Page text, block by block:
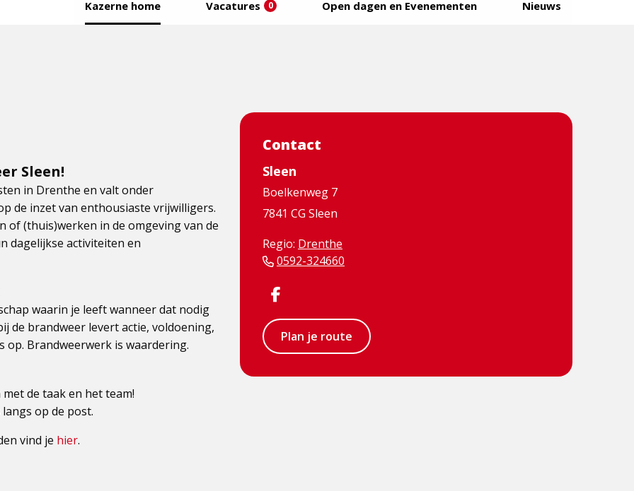
Kazerne home Vacatures 0 Open dagen en Evenementen Nieuws
Sleen!
in Drenthe en valt onder
de inzet van enthousiaste vrijwilligers.
of (thuis)werken in de omgeving van de
dagelijkse activiteiten en
waarin je leeft wanneer dat nodig
de brandweer levert actie, voldoening,
Brandweerwerk is waardering.
de taak en het team!
op de post.
vind je hier.
Contact
Sleen
Boelkenweg 7
7841 CG Sleen
Regio: Drenthe
0592-324660
Visit
Facebook
page
Plan je route